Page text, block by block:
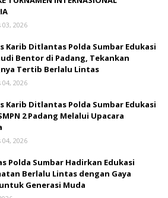
2026
Karib Ditlantas Polda Sumbar Edukasi
Bentor di Padang, Tekankan
Tertib Berlalu Lintas
2026
Karib Ditlantas Polda Sumbar Edukasi
2 Padang Melalui Upacara
2026
Polda Sumbar Hadirkan Edukasi
Berlalu Lintas dengan Gaya
Generasi Muda